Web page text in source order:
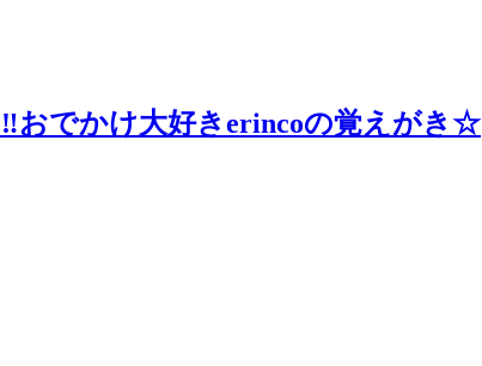
おでかけ大好きerincoの覚えがき☆